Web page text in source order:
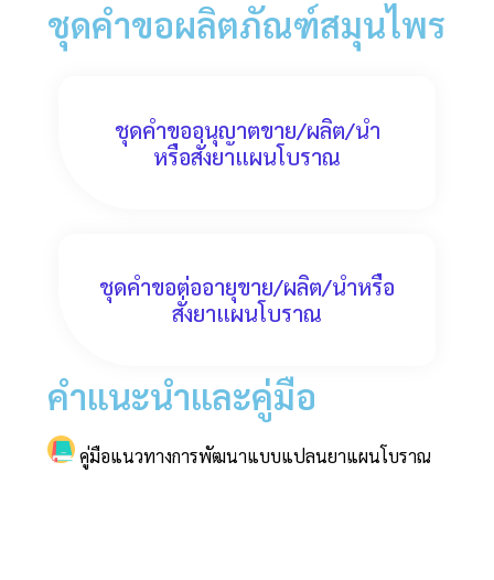
ชุดคำขอผลิตภัณฑ์สมุนไพร
ชุดคำขออนุญาตขาย/ผลิต/นำ
หรือสั่งยาแผนโบราณ
ชุดคำขอต่ออายุขาย/ผลิต/นำหรือ
สั่งยาแผนโบราณ
คำแนะนำและคู่มือ
คู่มือแนวทางการพัฒนาแบบแปลนยาแผนโบราณ